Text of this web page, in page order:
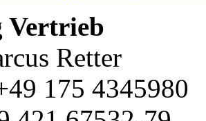
Vertrieb
Retter
175 4345980